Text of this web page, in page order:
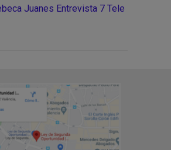
Juanes Entrevista 7 Tele